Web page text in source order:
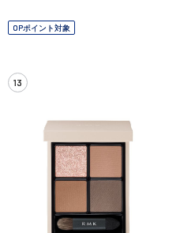
OPポイント対象
13